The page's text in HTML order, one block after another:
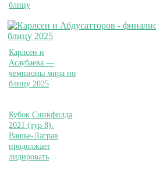
блицу
Карлсен и
Асаубаева —
чемпионы мира по
блицу 2025
Кубок Синкфилда
2021 (тур 8).
Вашье-Лаграв
продолжает
лидировать